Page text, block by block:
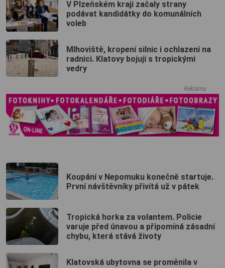
V Plzeňském kraji začaly strany
podávat kandidátky do komunálních
voleb
Mlhoviště, kropení silnic i ochlazení na
radnici. Klatovy bojují s tropickými
vedry
Reklama
Koupání v Nepomuku konečně startuje.
První návštěvníky přivítá už v pátek
Tropická horka za volantem. Policie
varuje před únavou a připomíná zásadní
chybu, která stává životy
Klatovská ubytovna se proměnila v